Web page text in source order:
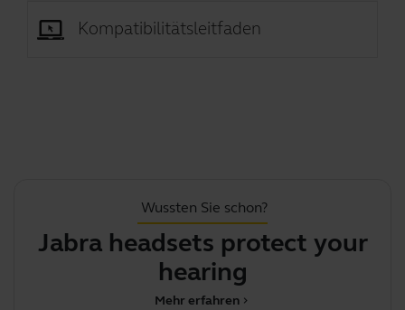
Kompatibilitätsleitfaden
Wussten Sie schon?
Jabra headsets protect your
hearing
chevron_right
Mehr erfahren